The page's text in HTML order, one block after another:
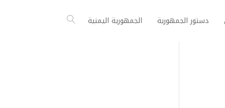
دستور الجمهورية الجمهورية اليمنية